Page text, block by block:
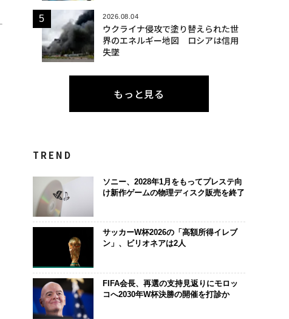
2026.08.04
ウクライナ侵攻で塗り替えられた世
界のエネルギー地図 ロシアは信用
失墜
もっと見る
TREND
ソニー、2028年1月をもってプレステ向
け新作ゲームの物理ディスク販売を終了
サッカーW杯2026の「高額所得イレブ
ン」、ビリオネアは2人
FIFA会長、再選の支持見返りにモロッ
コへ2030年W杯決勝の開催を打診か